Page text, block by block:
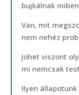
bujkálnak
Van, mit
nem nehéz
Jöhet viszont
mi nemcsak
Ilyen